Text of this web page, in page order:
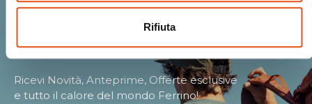
Rifiuta
Entra nella Ferrino
community.
Ricevi Novità, Anteprime, Offerte esclusive
e tutto il calore del mondo Ferrino!